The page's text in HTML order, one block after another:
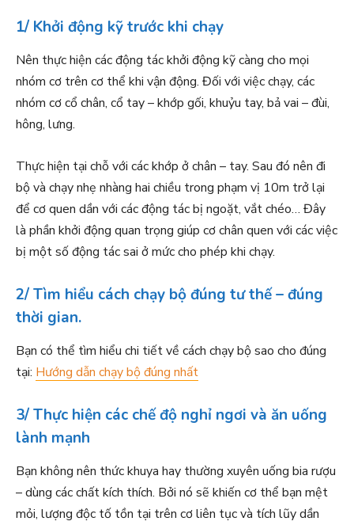
1/ Khởi động kỹ trước khi chạy
Nên thực hiện các động tác khởi động kỹ càng cho mọi
nhóm cơ trên cơ thể khi vận động. Đối với việc chạy, các
nhóm cơ cổ chân, cổ tay – khớp gối, khuỷu tay, bả vai – đùi,
hông, lưng.
Thực hiện tại chỗ với các khớp ở chân – tay. Sau đó nên đi
bộ và chạy nhẹ nhàng hai chiều trong phạm vị 10m trở lại
để cơ quen dần với các động tác bị ngoặt, vắt chéo… Đây
là phần khởi động quan trọng giúp cơ chân quen với các việc
bị một số động tác sai ở mức cho phép khi chạy.
2/ Tìm hiểu cách chạy bộ đúng tư thế – đúng
thời gian.
Bạn có thể tìm hiểu chi tiết về cách chạy bộ sao cho đúng
tại: Hướng dẫn chạy bộ đúng nhất
3/ Thực hiện các chế độ nghỉ ngơi và ăn uống
lành mạnh
Bạn không nên thức khuya hay thường xuyên uống bia rượu
– dùng các chất kích thích. Bởi nó sẽ khiến cơ thể bạn mệt
mỏi, lượng độc tố tồn tại trên cơ liên tục và tích lũy dần